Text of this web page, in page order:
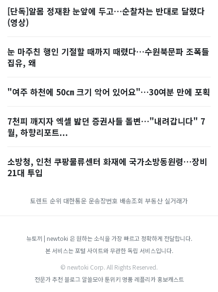
[단독]알몸 정재환 눈앞에 두고…순찰차는 반대로 달렸다
(영상)
눈 마주친 행인 기절할 때까지 때렸다…수원북문파 조폭들
집유, 왜
"여주 하천에 50㎝ 크기 악어 있어요"…30여분 만에 포획
7천피 깨지자 엑셀 밟던 증권사들 돌변…"내려갑니다" 7
월, 하향리포트...
소방청, 인천 쿠팡물류센터 화재에 국가소방동원령…장비
21대 투입
토렌트 순위 대한통운 운송장번호 배송조회 부동산 실거래가
뉴토끼 | newtoki 은 원하는 소식을 가장 빠르고 정확하게 전달합니다.
본 서비스는 포털 사이트와 무관한 독립 서비스입니다.
© newtoki Corp. All Rights Reserved.
전문가 추천 블로그 알쓸모아 툰위키 명품 레플리카홍보캐스트